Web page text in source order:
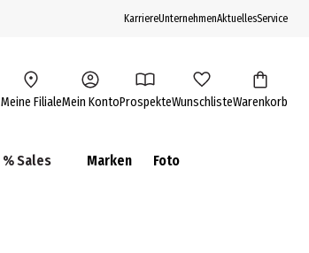
KarriereUnternehmenAktuellesService
Meine FilialeMein KontoProspekteWunschlisteWarenkorb
% Sales Marken Foto